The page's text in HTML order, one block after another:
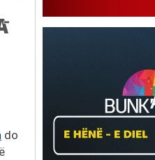
do